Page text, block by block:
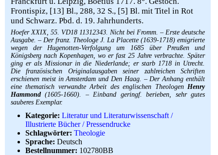
Widerruf
Über uns
Aktuelle Kataloge
Kontakt
Ankauf
Links
Impressum
Frontispiz, [13] Bl., 288, 32 S., [5] Bl. mit Titel in Rot
und Schwarz. Pbd. d. 19. Jahrhunderts.
Hoefer XXIX, 55. VD18 11312343. Nicht bei Fromm. – Erste deutsche
Ausgabe. – Der franz. Theologe J. La Placette (1639-1718) emigrierte
wegen der Hugenotten-Verfolgung um 1685 über Preußen und
Königsberg nach Kopenhagen, wo er fast 25 Jahre verbrachte. Später
ging er als Missionar in die Niederlande; er starb 1718 in Utrecht.
Die französischen Originalausgaben seiner zahlreichen Schriften
erschienen meist in Amsterdam und Den Haag. – Der Anhang enthält
eine thematisch verwandte Arbeit des englischen Theologen Henry
Hammond (1605-1660). – Einband geringf. berieben, sehr gutes
sauberes Exemplar.
Kategorie: Literatur und Literaturwissenschaft /
Illustrierte Bücher / Pressendrucke
Schlagwörter: Theologie
Sprache: Deutsch
Bestellnummer: 102780BB